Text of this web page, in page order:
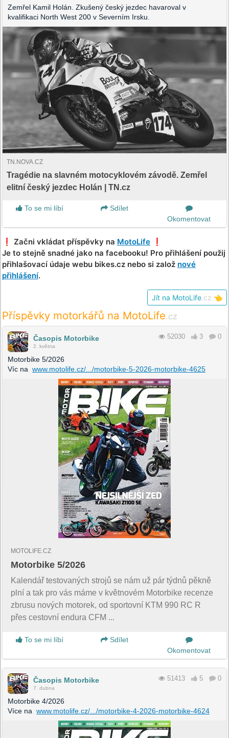
Zemřel Kamil Holán. Zkušený český jezdec havaroval v
kvalifikaci North West 200 v Severním Irsku.
TN.NOVA.CZ
Tragédie na slavném motocyklovém závodě. Zemřel
elitní český jezdec Holán | TN.cz
To se mi líbí
Sdílet
Okomentovat
❗️ Začni vkládat příspěvky na MotoLife ❗️
Je to stejně snadné jako na facebooku! Pro přihlášení použij
přihlašovací údaje webu bikes.cz nebo si založ nové
přihlášení.
Jít na MotoLife .cz 👈
Příspěvky motorkářů na MotoLife.cz
Časopis Motorbike
2. května
52030 3 0
Motorbike 5/2026
Víc na www.motolife.cz/.../motorbike-5-2026-motorbike-4625
MOTOLIFE.CZ
Motorbike 5/2026
Kalendář testovaných strojů se nám už pár týdnů pěkně
plní a tak pro vás máme v květnovém Motorbike recenze
zbrusu nových motorek, od sportovní KTM 990 RC R
přes cestovní endura CFM ...
To se mi líbí
Sdílet
Okomentovat
Časopis Motorbike
7. dubna
51413 5 0
Motorbike 4/2026
Více na www.motolife.cz/.../motorbike-4-2026-motorbike-4624